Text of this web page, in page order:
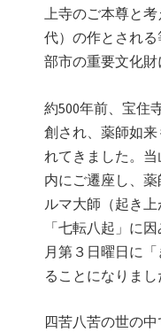
上寺のご本尊と
代）の作とされ
部市の重要文化財
約500年前、宝住
創され、薬師如
れてきました。
内にご遷座し、
ルマ大師（起き
「七転八起」に
月第３日曜日に
ることになりまし
四苦八苦の世の